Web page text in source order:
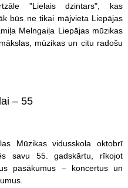
"Lielais dzintars", kas
būs ne tikai mājvieta Liepājas
Melngaiļa Liepājas mūzikas
mūzikas un citu radošu
– 55
Mūzikas vidusskola oktobrī
savu 55. gadskārtu, rīkojot
pasākumus – koncertus un